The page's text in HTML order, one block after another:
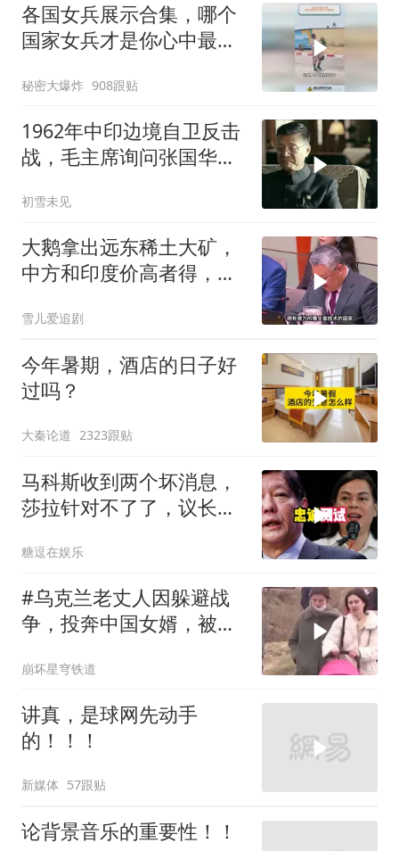
各国女兵展示合集，哪个
国家女兵才是你心中最飒
秘密大爆炸 908跟贴
1962年中印边境自卫反击
战，毛主席询问张国华能
初雪未见
大鹅拿出远东稀土大矿，
中方和印度价高者得，背
雪儿爱追剧
今年暑期，酒店的日子好
过吗？
大秦论道 2323跟贴
马科斯收到两个坏消息，
莎拉针对不了了，议长反
糖逗在娱乐
#乌克兰老丈人因躲避战
争，投奔中国女婿，被眼
崩坏星穹铁道
讲真，是球网先动手
的！！！
新媒体 57跟贴
论背景音乐的重要性！！